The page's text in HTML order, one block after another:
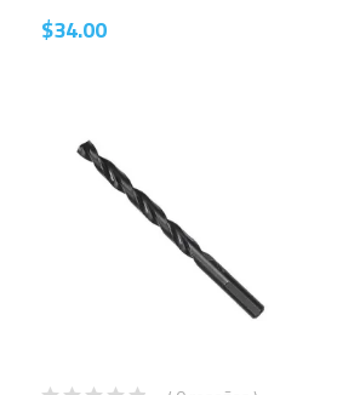
$34.00